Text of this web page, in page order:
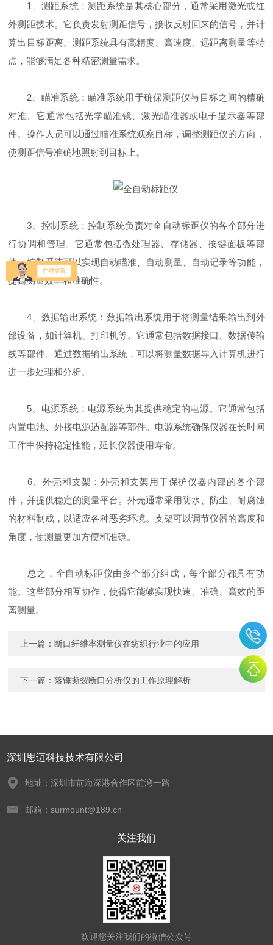
1、测距系统：测距系统是其核心部分，通常采用激光或红
外测距技术。它负责发射测距信号，接收反射回来的信号，并计
算出目标距离。测距系统具有高精度、高速度、远距离测量等特
点，能够满足各种精密测量需求。
2、瞄准系统：瞄准系统用于确保测距仪与目标之间的精确
对准。它通常包括光学瞄准镜、激光瞄准器或电子显示器等部
件。操作人员可以通过瞄准系统观察目标，调整测距仪的方向，
使测距信号准确地照射到目标上。
3、控制系统：控制系统负责对全自动标距仪的各个部分进
行协调和管理。它通常包括微处理器、存储器、按键面板等部
件。控制系统可以实现自动瞄准、自动测量、自动记录等功能，
提高测量效率和准确性。
4、数据输出系统：数据输出系统用于将测量结果输出到外
部设备，如计算机、打印机等。它通常包括数据接口、数据传输
线等部件。通过数据输出系统，可以将测量数据导入计算机进行
进一步处理和分析。
5、电源系统：电源系统为其提供稳定的电源。它通常包括
内置电池、外接电源适配器等部件。电源系统确保仪器在长时间
工作中保持稳定性能，延长仪器使用寿命。
6、外壳和支架：外壳和支架用于保护仪器内部的各个部
件，并提供稳定的测量平台。外壳通常采用防水、防尘、耐腐蚀
的材料制成，以适应各种恶劣环境。支架可以调节仪器的高度和
角度，使测量更加方便和准确。
总之，全自动标距仪由多个部分组成，每个部分都具有功
能。这些部分相互协作，使得它能够实现快速、准确、高效的距
离测量。
上一篇： 断口纤维率测量仪在纺织行业中的应用
下一篇：落锤撕裂断口分析仪的工作原理解析
深圳思迈科技技术有限公司
地址：深圳市前海深港合作区前湾一路
邮箱：surmount@189.cn
关注我们
欢迎您关注我们的微信公众号